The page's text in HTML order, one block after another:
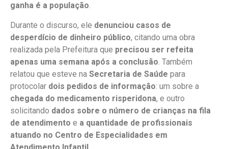
ganha é a população.
Durante o discurso, ele denunciou casos de
desperdício de dinheiro público, citando uma obra
realizada pela Prefeitura que precisou ser refeita
apenas uma semana após a conclusão . Também
relatou que esteve na Secretaria de Saúde para
protocolar dois pedidos de informação: um sobre a
chegada do medicamento risperidona, e outro
solicitando dados sobre o número de crianças na fila
de atendimento e a quantidade de profissionais
atuando no Centro de Especialidades em
Atendimento Infantil